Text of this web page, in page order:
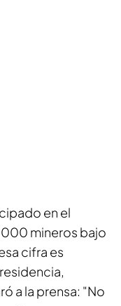
en el
mineros bajo
cifra es
a la prensa: "No